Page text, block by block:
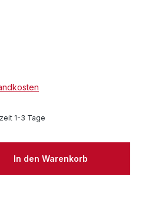
1-3 Tage
den
In den Warenkorb